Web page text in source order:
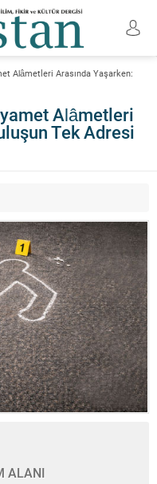
Alâmetleri Arasında Yaşarken:
Alâmetleri
Tek Adresi
ALANI